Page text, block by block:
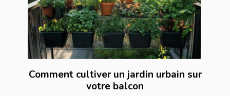
Comment cultiver un jardin urbain sur
votre balcon